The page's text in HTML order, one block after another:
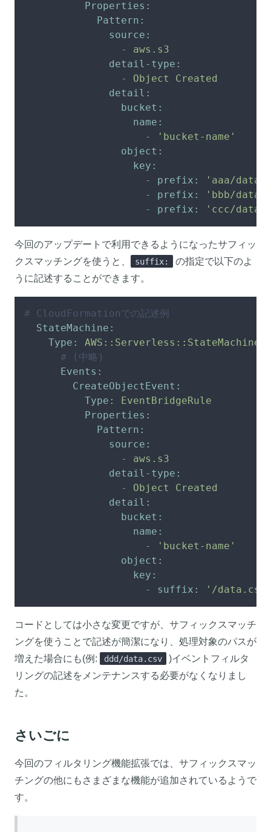
Properties:
Pattern:
source:
-
aws.s3
detail-type:
-
Object
Created
detail:
bucket:
name:
-
'bucket-name'
object:
key:
-
prefix:
'aaa/data'
-
prefix:
'bbb/data'
-
prefix: 'ccc/data'
今回のアップデートで利用できるようになったサフィッ
クスマッチングを使うと、
suffix:
の指定で以下のよ
うに記述することができます。
# CloudFormationでの記述例
StateMachine:
Type:
AWS::Serverless::StateMachine
# (中略)
Events:
CreateObjectEvent:
Type:
EventBridgeRule
Properties:
Pattern:
source:
-
aws.s3
detail-type:
-
Object
Created
detail:
bucket:
name:
-
'bucket-name'
object:
key:
-
suffix: '/
コードとしては小さな変更ですが、サフィックスマッチ
ングを使うことで記述が簡潔になり、処理対象のパスが
増えた場合にも(例:
ddd/data.csv
)イベントフィルタ
リングの記述をメンテナンスする必要がなくなりまし
た。
さいごに
今回のフィルタリング機能拡張では、サフィックスマッ
チングの他にもさまざまな機能が追加されているようで
す。